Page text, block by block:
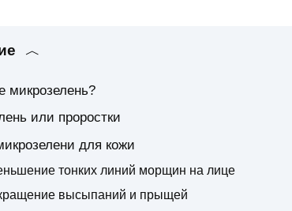
микрозелень?
или проростки
для кожи
тонких линий морщин на лице
высыпаний и прыщей